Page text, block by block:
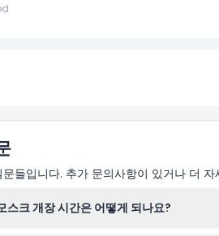
들입니다. 추가 문의사항이 있거나 더
스크 개장 시간은 어떻게 되나요?